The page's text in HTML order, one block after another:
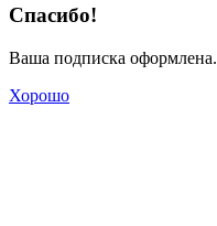
Спасибо!
Ваша подписка оформлена.
Хорошо